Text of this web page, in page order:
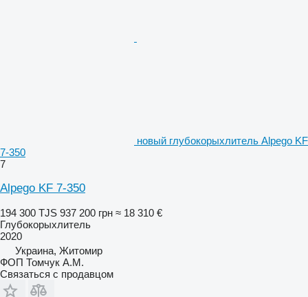
новый глубокорыхлитель Alpego KF
7-350
7
Alpego KF 7-350
194 300 TJS 937 200 грн ≈ 18 310 €
Глубокорыхлитель
2020
Украина, Житомир
ФОП Томчук А.М.
Связаться с продавцом